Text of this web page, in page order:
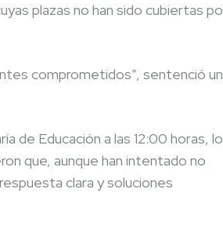
plazas no han sido cubiertas
comprometidos”, sentenció
de Educación a las 12:00 horas,
que, aunque han intentado no
clara y soluciones